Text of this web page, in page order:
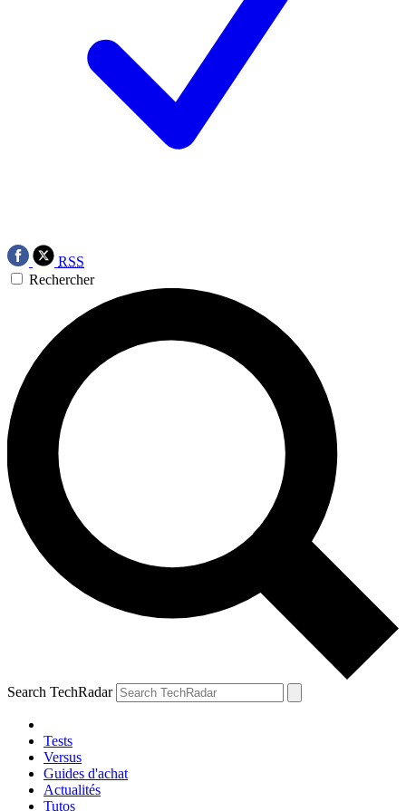
RSS
Rechercher
Search TechRadar
Tests
Versus
Guides d'achat
Actualités
Tutos